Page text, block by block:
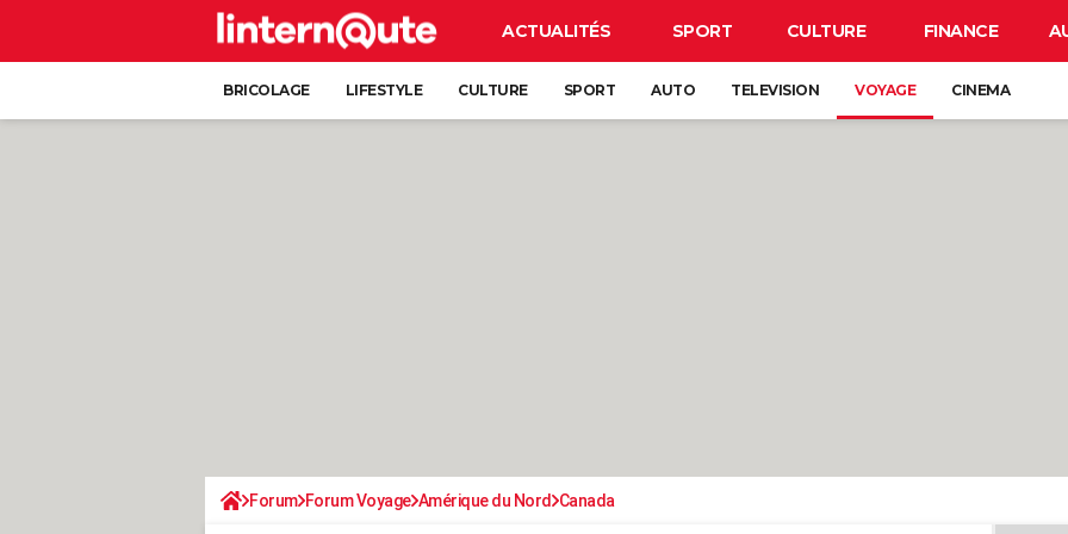
ACTUALITÉS SPORT CULTURE FINANCE
BRICOLAGE LIFESTYLE CULTURE SPORT AUTO TELEVISION VOYAGE CINEMA
Forum Forum Voyage Amérique du Nord Canada